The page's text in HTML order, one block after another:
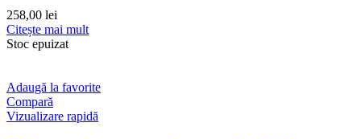
258,00 lei
Citește mai mult
Stoc epuizat
Adaugă la favorite
Compară
Vizualizare rapidă